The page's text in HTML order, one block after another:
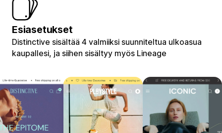
Esiasetukset
Distinctive sisältää 4 valmiiksi suunniteltua ulkoasua
kaupallesi, ja siihen sisältyy myös Lineage